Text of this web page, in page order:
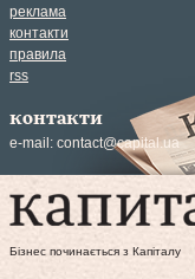
реклама
контакти
правила
rss
контакти
e-mail: contact@capital.ua
Бізнес починається з Капіталу